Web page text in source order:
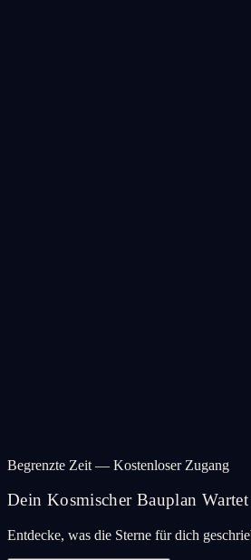
Begrenzte Zeit — Kostenloser Zugang
Dein Kosmischer Bauplan Wartet
Entdecke, was die Sterne für dich